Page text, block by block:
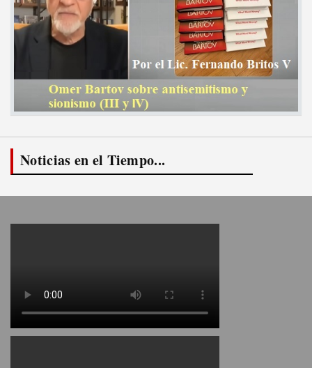
Noticias en el Tiempo...